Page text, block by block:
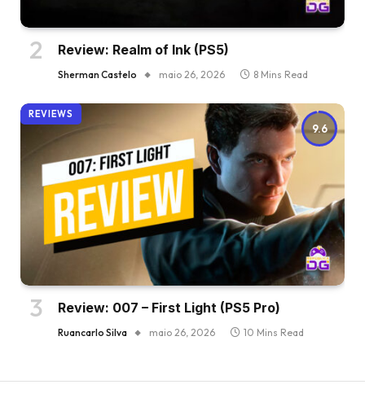
Review: Realm of Ink (PS5)
Sherman Castelo maio 26, 2026 8 Mins Read
9.6
REVIEWS
Review: 007 – First Light (PS5 Pro)
Ruancarlo Silva maio 26, 2026 10 Mins Read